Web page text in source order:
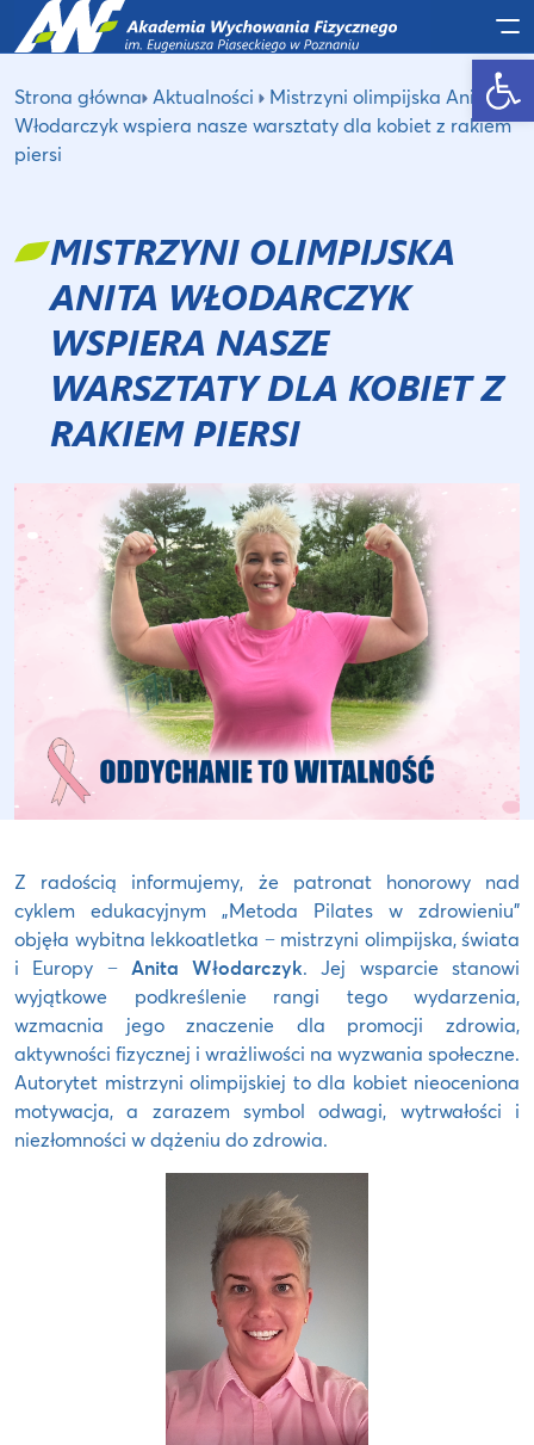
Otwórz pasek narzędzi
Strona główna Aktualności
Mistrzyni olimpijska Anita
Włodarczyk wspiera nasze warsztaty dla kobiet z rakiem
piersi
MISTRZYNI OLIMPIJSKA
ANITA WŁODARCZYK
WSPIERA NASZE
WARSZTATY DLA KOBIET Z
RAKIEM PIERSI
Z radością informujemy, że patronat honorowy nad
cyklem edukacyjnym „Metoda Pilates w zdrowieniu”
objęła wybitna lekkoatletka − mistrzyni olimpijska, świata
i Europy −Anita Włodarczyk. Jej wsparcie stanowi
wyjątkowe podkreślenie rangi tego wydarzenia,
wzmacnia jego znaczenie dla promocji zdrowia,
aktywności fizycznej i wrażliwości na wyzwania społeczne.
Autorytet mistrzyni olimpijskiej to dla kobiet nieoceniona
motywacja, a zarazem symbol odwagi, wytrwałości i
niezłomności w dążeniu do zdrowia.